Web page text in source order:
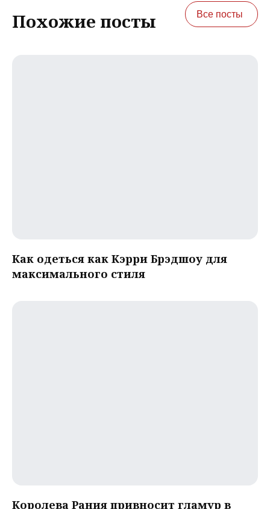
Похожие посты Все посты
Как одеться как Кэрри Брэдшоу для
максимального стиля
Королева Рания привносит гламур в